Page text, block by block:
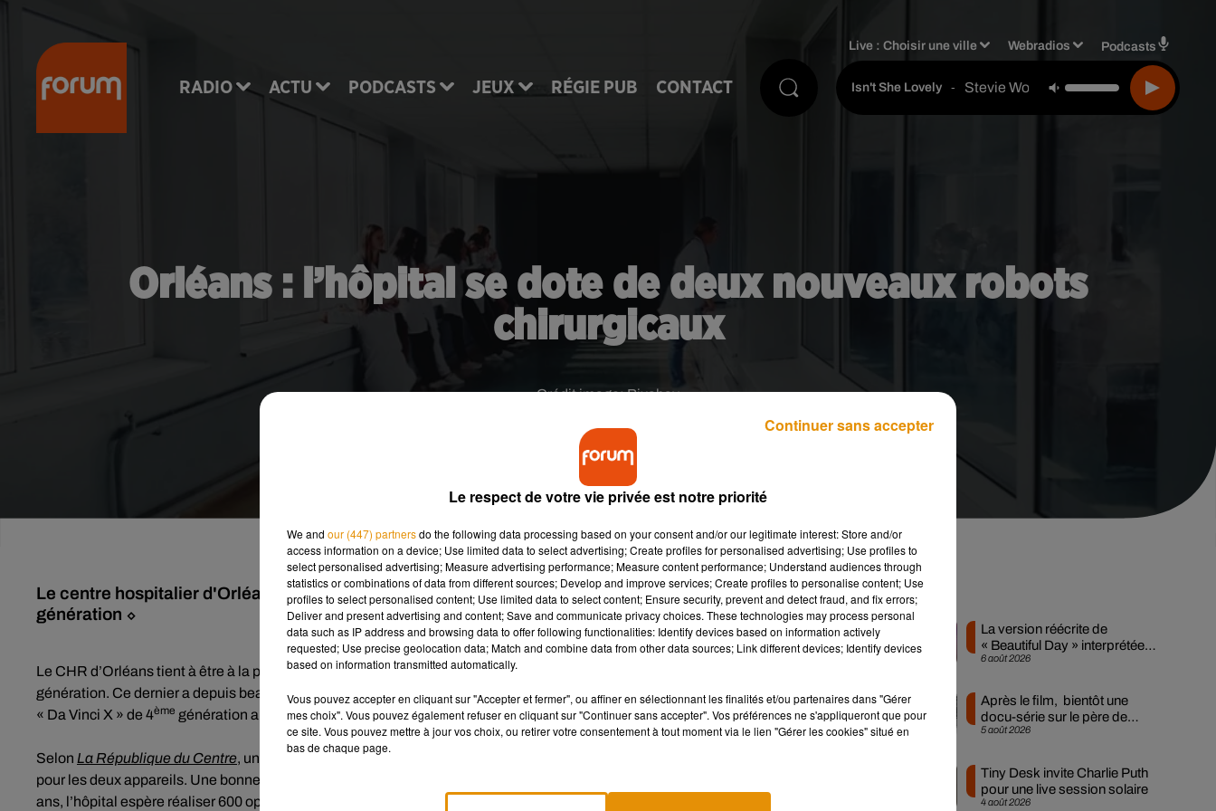
RADIO ACTU PODCASTS JEUX RÉGIE PUB CONTACT
Live :Choisir une ville Webradios Podcasts
Isn't She Lovely - Stevie Wonder
Orléans : l’hôpital se dote de deux nouveaux robots
chirurgicaux
Crédit image:Pixabay
Le centre hospitalier d'Orléans vient de faire l'acquisition de deux nouveaux appareils de nouvelle
génération ⬦
Le CHR d’Orléans tient à être à la pointe de la technologie ! Déjà, en 2013, l’hôpital s’était doté d’un robot chirurgical de 3
génération. Ce dernier a depuis beaucoup servi, et se doit de passer le flambeau. Pour l’occasion, un tout nouveau robot
« Da Vinci X » de 4ème génération a fait son apparition.
Selon La République du Centre, un second robot sera livré courant mars prochain. Le CHR a déboursé 2,1 millions d’euros
pour les deux appareils. Une bonne affaire, puisqu’il les a acquis ensemble pour pratiquement le prix d’un seul ! D’ici trois
ans, l’hôpital espère réaliser 600 opérations par an avec les deux robots.
Musique
6 août 2026
La version réécrite de
« Beautiful Day » interprétée
lors des...
5 août 2026
Après le film, bientôt une
docu-série sur le père de
Michael Jackson
4 août 2026
Tiny Desk invite Charlie Puth
pour une live session solaire
Le respect de votre vie privée est notre priorité
We and our (447) partnersdo the following data processing based on your consent and/or our legitimate interest: Store and/or
access information on a device; Use limited data to select advertising; Create profiles for personalised advertising; Use profiles to
select personalised advertising; Measure advertising performance; Measure content performance; Understand audiences through
statistics or combinations of data from different sources; Develop and improve services; Create profiles to personalise content; Use
profiles to select personalised content; Use limited data to select content; Ensure security, prevent and detect fraud, and fix errors;
Deliver and present advertising and content; Save and communicate privacy choices. These technologies may process personal
data such as IP address and browsing data to offer following functionalities: Identify devices based on information actively
requested; Use precise geolocation data; Match and combine data from other data sources; Link different devices; Identify devices
based on information transmitted automatically.
Vous pouvez accepter en cliquant sur "Accepter et fermer", ou affiner en sélectionnant les finalités et/ou partenaires dans "Gérer
mes choix". Vous pouvez également refuser en cliquant sur "Continuer sans accepter". Vos préférences ne s'appliqueront que pour
ce site. Vous pouvez mettre à jour vos choix, ou retirer votre consentement à tout moment via le lien "Gérer les cookies" situé en
bas de chaque page.
Continuer sans accepter